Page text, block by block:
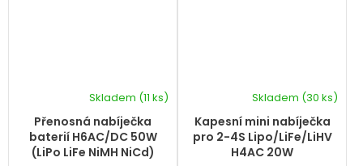
Přenosná nabíječka
baterií H6AC/DC 50W
(LiPo LiFe NiMH NiCd)
Skladem (11 ks)
Kapesní mini nabíječka
pro 2-4S Lipo/LiFe/LiHV
H4AC 20W
Skladem (30 ks)